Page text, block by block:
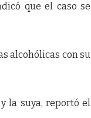
que el caso se
alcohólicas con su
la suya, reportó el